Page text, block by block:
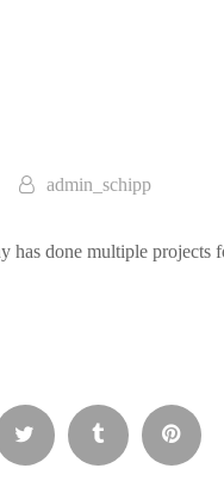
admin_schipp
has done multiple